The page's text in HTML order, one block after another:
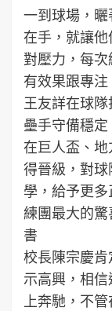
一到球場，
在手，就讓
對壓力，每
有效果跟專注
王友詳在球
壘手守備穩
在巨人盃、
得晉級，對
學，給予更
練團最大的
書
校長陳宗慶
示高興，相
上奔馳，不